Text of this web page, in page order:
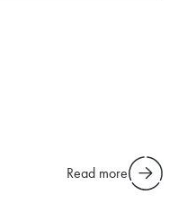
Read more